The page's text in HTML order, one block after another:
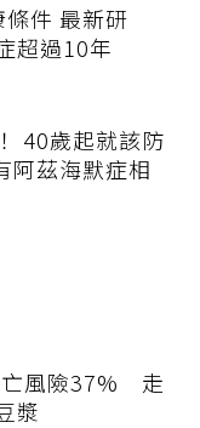
件 最新研
超過10年
40歲起就該防
阿茲海默症相
亡風險37% 走
漿